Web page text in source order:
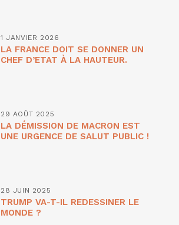
1 JANVIER 2026
LA FRANCE DOIT SE DONNER UN
CHEF D’ETAT À LA HAUTEUR.
29 AOÛT 2025
LA DÉMISSION DE MACRON EST
UNE URGENCE DE SALUT PUBLIC !
28 JUIN 2025
TRUMP VA-T-IL REDESSINER LE
MONDE ?